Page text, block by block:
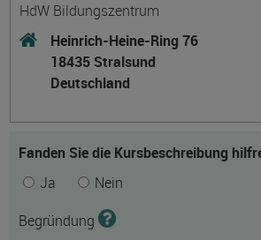
HdW Bildungszentrum
Heinrich-Heine-Ring 76
18435 Stralsund
Deutschland
Fanden Sie die Kursbeschreibung
Ja
Nein
Begründung